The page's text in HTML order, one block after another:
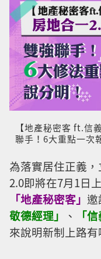
【地產秘密客 ft.信
聯手！6大重點一次
為落實居住正義
2.0即將在7月1日
「地產秘密客」
敬德經理」
、 「
來說明新制上路